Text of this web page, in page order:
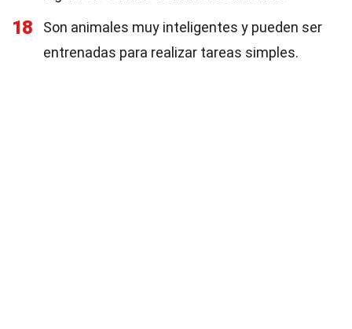
18
Son animales muy inteligentes y pueden ser
entrenadas para realizar tareas simples.